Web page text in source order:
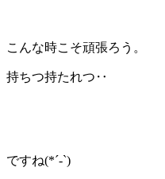
こんな時こそ頑張ろう。
持ちつ持たれつ‥
ですね(*´-`)